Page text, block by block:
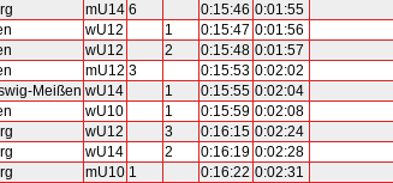
mU14 6 0:15:46 0:01:55
wU12 1 0:15:47 0:01:56
wU12 2 0:15:48 0:01:57
mU12 3 0:15:53 0:02:02
Meißen wU14 1 0:15:55 0:02:04
wU10 1 0:15:59 0:02:08
wU12 3 0:16:15 0:02:24
wU14 2 0:16:19 0:02:28
mU10 1 0:16:22 0:02:31